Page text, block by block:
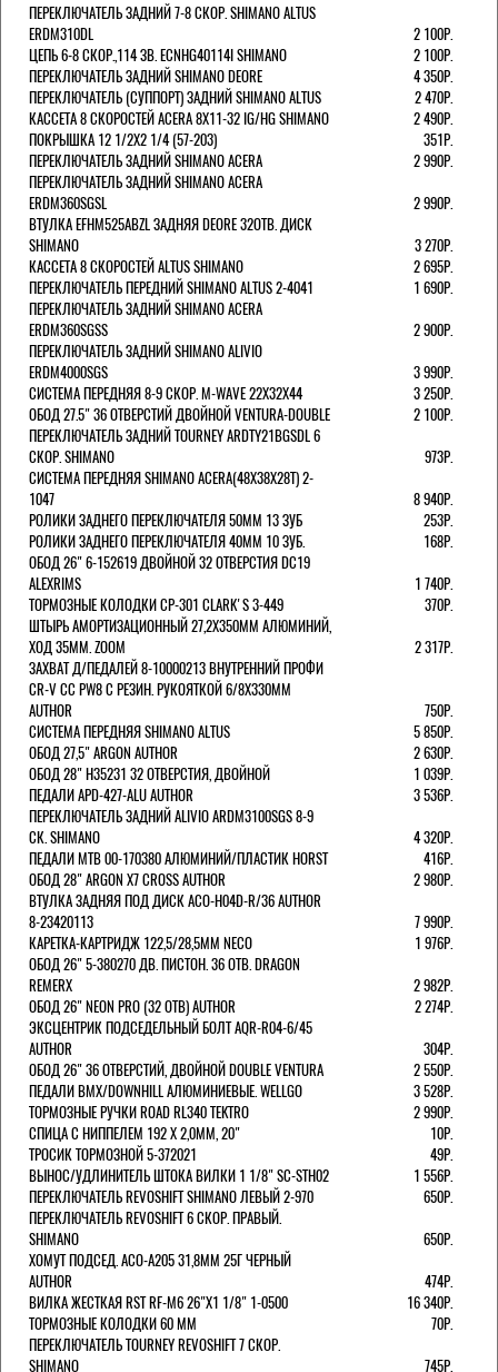
ПЕРЕКЛЮЧАТЕЛЬ ЗАДНИЙ 7-8 СКОР. SHIMANO ALTUS
ERDM310DL
2 100Р.
ЦЕПЬ 6-8 СКОР.,114 ЗВ. ECNHG40114I SHIMANO
2 100Р.
ПЕРЕКЛЮЧАТЕЛЬ ЗАДНИЙ SHIMANO DEORE
4 350Р.
ПЕРЕКЛЮЧАТЕЛЬ (СУППОРТ) ЗАДНИЙ SHIMANO ALTUS
2 470Р.
КАССЕТА 8 СКОРОСТЕЙ ACERA 8Х11-32 IG/HG SHIMANO
2 490Р.
ПОКРЫШКА 12 1/2X2 1/4 (57-203)
351Р.
ПЕРЕКЛЮЧАТЕЛЬ ЗАДНИЙ SHIMANO ACERA
2 990Р.
ПЕРЕКЛЮЧАТЕЛЬ ЗАДНИЙ SHIMANO ACERA
ERDM360SGSL
2 990Р.
ВТУЛКА EFHM525ABZL ЗАДНЯЯ DEORE 32ОТВ. ДИСК
SHIMANO
3 270Р.
КАССЕТА 8 СКОРОСТЕЙ ALTUS SHIMANO
2 695Р.
ПЕРЕКЛЮЧАТЕЛЬ ПЕРЕДНИЙ SHIMANO ALTUS 2-4041
1 690Р.
ПЕРЕКЛЮЧАТЕЛЬ ЗАДНИЙ SHIMANO ACERA
ERDM360SGSS
2 900Р.
ПЕРЕКЛЮЧАТЕЛЬ ЗАДНИЙ SHIMANO ALIVIO
ERDM4000SGS
3 990Р.
СИСТЕМА ПЕРЕДНЯЯ 8-9 СКОР. M-WAVE 22Х32Х44
3 250Р.
ОБОД 27.5" 36 ОТВЕРСТИЙ ДВОЙНОЙ VENTURA-DOUBLE
2 100Р.
ПЕРЕКЛЮЧАТЕЛЬ ЗАДНИЙ TOURNEY ARDTY21BGSDL 6
СКОР. SHIMANO
973Р.
СИСТЕМА ПЕРЕДНЯЯ SHIMANO ACERA(48Х38Х28Т) 2-
1047
8 940Р.
РОЛИКИ ЗАДНЕГО ПЕРЕКЛЮЧАТЕЛЯ 50ММ 13 ЗУБ
253Р.
РОЛИКИ ЗАДНЕГО ПЕРЕКЛЮЧАТЕЛЯ 40ММ 10 ЗУБ.
168Р.
ОБОД 26" 6-152619 ДВОЙНОЙ 32 ОТВЕРСТИЯ DC19
ALEXRIMS
1 740Р.
ТОРМОЗНЫЕ КОЛОДКИ CP-301 CLARK'S 3-449
370Р.
ШТЫРЬ АМОРТИЗАЦИОННЫЙ 27,2Х350ММ АЛЮМИНИЙ,
ХОД 35ММ. ZOOM
2 317Р.
ЗАХВАТ Д/ПЕДАЛЕЙ 8-10000213 ВНУТРЕННИЙ ПРОФИ
CR-V CC PW8 С РЕЗИН. РУКОЯТКОЙ 6/8X330ММ
AUTHOR
750Р.
СИСТЕМА ПЕРЕДНЯЯ SHIMANO ALTUS
5 850Р.
ОБОД 27,5" ARGON AUTHOR
2 630Р.
ОБОД 28" H35231 32 ОТВЕРСТИЯ, ДВОЙНОЙ
1 039Р.
ПЕДАЛИ APD-427-ALU AUTHOR
3 536Р.
ПЕРЕКЛЮЧАТЕЛЬ ЗАДНИЙ ALIVIO ARDM3100SGS 8-9
СК. SHIMANO
4 320Р.
ПЕДАЛИ MTB 00-170380 АЛЮМИНИЙ/ПЛАСТИК HORST
416Р.
ОБОД 28" ARGON X7 CROSS AUTHOR
2 980Р.
ВТУЛКА ЗАДНЯЯ ПОД ДИСК ACO-H04D-R/36 AUTHOR
8-23420113
7 990Р.
КАРЕТКА-КАРТРИДЖ 122,5/28,5ММ NECO
1 976Р.
ОБОД 26" 5-380270 ДВ. ПИСТОН. 36 ОТВ. DRAGON
REMERX
2 982Р.
ОБОД 26" NEON PRO (32 ОТВ) AUTHOR
2 274Р.
ЭКСЦЕНТРИК ПОДСЕДЕЛЬНЫЙ БОЛТ AQR-R04-6/45
AUTHOR
304Р.
ОБОД 26" 36 ОТВЕРСТИЙ, ДВОЙНОЙ DOUBLE VENTURA
2 550Р.
ПЕДАЛИ BMX/DOWNHILL АЛЮМИНИЕВЫЕ. WELLGO
3 528Р.
ТОРМОЗНЫЕ РУЧКИ ROAD RL340 TEKTRO
2 990Р.
СПИЦА С НИППЕЛЕМ 192 Х 2,0ММ, 20"
10Р.
ТРОСИК ТОРМОЗНОЙ 5-372021
49Р.
ВЫНОС/УДЛИНИТЕЛЬ ШТОКА ВИЛКИ 1 1/8" SC-STH02
1 556Р.
ПЕРЕКЛЮЧАТЕЛЬ REVOSHIFT SHIMANO ЛЕВЫЙ 2-970
650Р.
ПЕРЕКЛЮЧАТЕЛЬ REVOSHIFT 6 СКОР. ПРАВЫЙ.
SHIMANO
650Р.
ХОМУТ ПОДСЕД. ACO-A205 31,8ММ 25Г ЧЕРНЫЙ
AUTHOR
474Р.
ВИЛКА ЖЕСТКАЯ RST RF-M6 26"Х1 1/8" 1-0500
16 340Р.
ТОРМОЗНЫЕ КОЛОДКИ 60 ММ
70Р.
ПЕРЕКЛЮЧАТЕЛЬ TOURNEY REVOSHIFT 7 СКОР.
SHIMANO
745Р.